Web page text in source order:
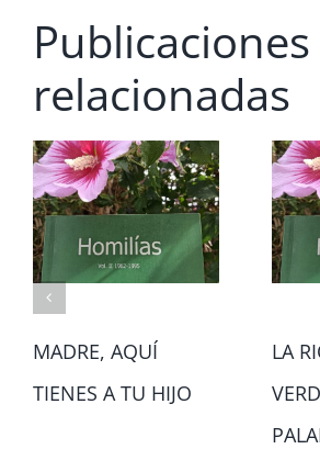
Publicaciones
relacionadas
MADRE, AQUÍ
TIENES A TU HIJO
LA